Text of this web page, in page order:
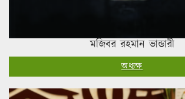
মজিবর রহমান ভান্ডারী
অধ্যক্ষ